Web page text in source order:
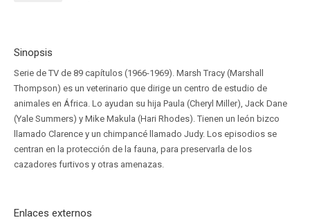
Sinopsis
Serie de TV de 89 capítulos (1966-1969). Marsh Tracy (Marshall
Thompson) es un veterinario que dirige un centro de estudio de
animales en África. Lo ayudan su hija Paula (Cheryl Miller), Jack Dane
(Yale Summers) y Mike Makula (Hari Rhodes). Tienen un león bizco
llamado Clarence y un chimpancé llamado Judy. Los episodios se
centran en la protección de la fauna, para preservarla de los
cazadores furtivos y otras amenazas.
Enlaces externos